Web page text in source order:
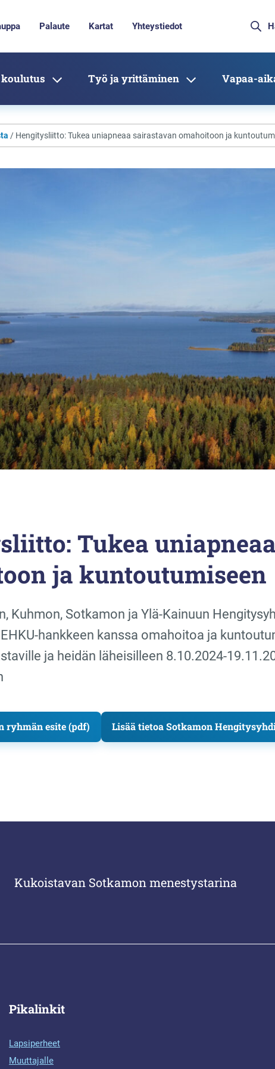
Palaute Kartat Yhteystiedot
Työ ja yrittäminen Vapaa-
/ Hengitysliitto: Tukea uniapneaa sairastavan omahoitoon ja
Tukea
ja kuntoutumiseen
Kuhmon, Sotkamon ja Ylä-Kainuun
hankkeen kanssa omahoitoa ja
ja heidän läheisilleen 8.10.2024-
ryhmän esite (pdf) Lisää tietoa Sotkamon
Kukoistavan Sotkamon menestystarina
Pikalinkit
Lapsiperheet
Muuttajalle